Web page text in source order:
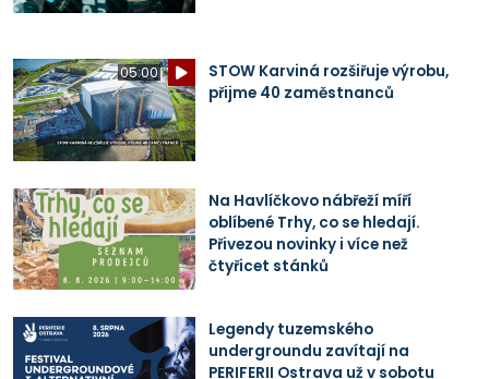
05:00
STOW Karviná rozšiřuje výrobu,
přijme 40 zaměstnanců
Na Havlíčkovo nábřeží míří
oblíbené Trhy, co se hledají.
Přivezou novinky i více než
čtyřicet stánků
Legendy tuzemského
undergroundu zavítají na
PERIFERII Ostrava už v sobotu